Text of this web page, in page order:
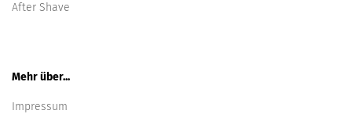
After Shave
Mehr über...
Impressum